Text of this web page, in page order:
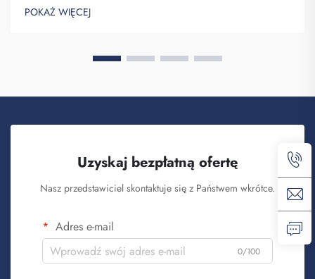
Saipulang Trading to firma, która realizuje masowe zamówienia
takich plecaków w celu budowania świadomości marki. Wiesz,
POKAŻ WIĘCEJ
Uzyskaj bezpłatną ofertę
Nasz przedstawiciel skontaktuje się z Państwem wkrótce.
Adres e-mail
0/100